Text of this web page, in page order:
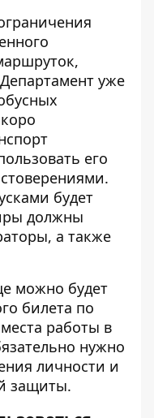
уже
его
будет
должны
а также
можно будет
билета по
работы в
нужно
личности и
защиты.